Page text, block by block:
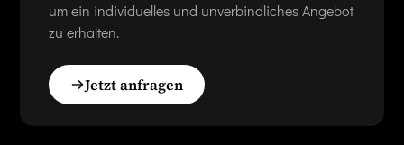
um ein individuelles und unverbindliches Angebot
zu erhalten.
Jetzt anfragen